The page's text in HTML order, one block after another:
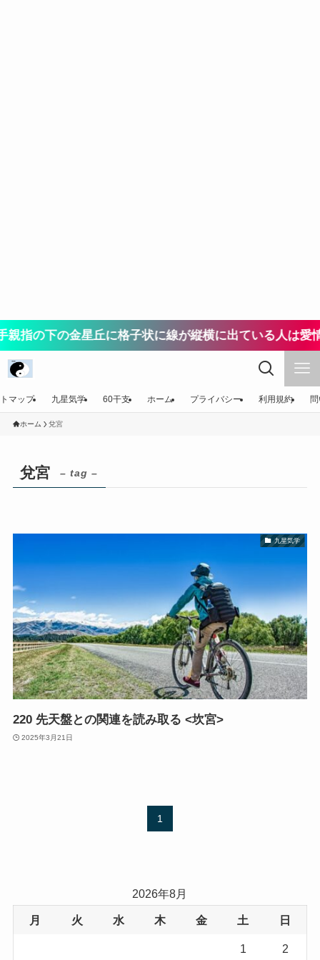
指の下の金星丘に格子状に線が縦横に出ている人は愛
マップ 九星気学 60干支 ホーム プライバシー 利用規約
ホーム 兌宮
兌宮 – tag –
九星気学
220 先天盤との関連を読み取る <坎宮>
2025年3月21日
1
2026年8月
月 火 水 木 金 土 日
1 2